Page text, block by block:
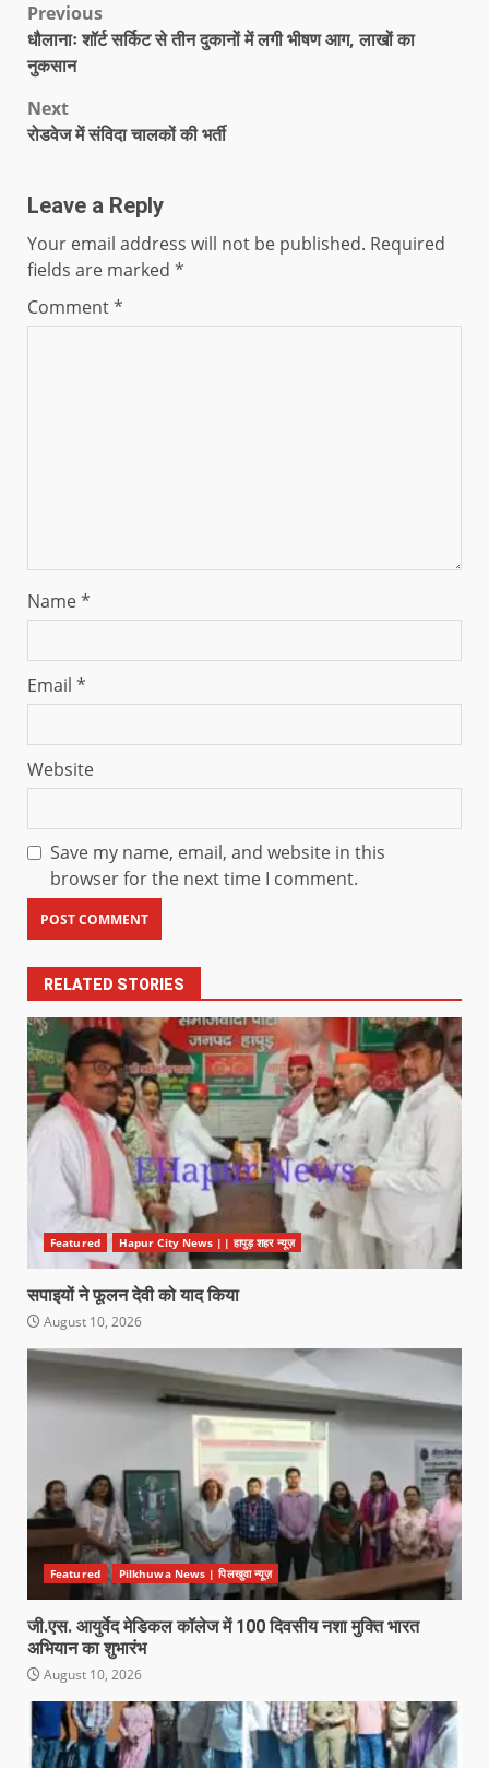
Previous
धौलानाः शॉर्ट सर्किट से तीन दुकानों में लगी भीषण आग, लाखों का
नुकसान
Next
रोडवेज में संविदा चालकों की भर्ती
Leave a Reply
Your email address will not be published. Required
fields are marked *
Comment*
Name*
Email *
Website
Save my name, email, and website in this
browser for the next time I comment.
RELATED STORIES
Featured Hapur City News || हापुड़ शहर न्यूज़
सपाइयों ने फूलन देवी को याद किया
August 10, 2026
Featured Pilkhuwa News | पिलखुवा न्यूज़
जी.एस. आयुर्वेद मेडिकल कॉलेज में 100 दिवसीय नशा मुक्ति भारत
अभियान का शुभारंभ
August 10, 2026